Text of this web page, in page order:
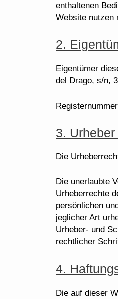
enthaltenen
Website nutzen
2.
Eigentümer
del Drago, s/n,
3.
Die
Die unerlaubte
Urheberrechte
persönlichen
jeglicher Art
Urheber- und
rechtlicher
4.
Die auf dieser